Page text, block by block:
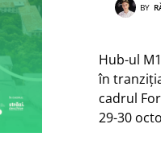
BY
Hub-ul
în
cadrul
29-30